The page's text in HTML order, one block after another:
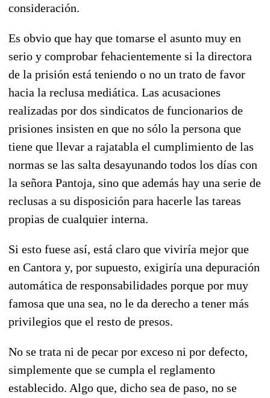
consideración.
Es obvio que hay que tomarse el asunto muy en
serio y comprobar fehacientemente si la directora
de la prisión está teniendo o no un trato de favor
hacia la reclusa mediática. Las acusaciones
realizadas por dos sindicatos de funcionarios de
prisiones insisten en que no sólo la persona que
tiene que llevar a rajatabla el cumplimiento de las
normas se las salta desayunando todos los días con
la señora Pantoja, sino que además hay una serie de
reclusas a su disposición para hacerle las tareas
propias de cualquier interna.
Si esto fuese así, está claro que viviría mejor que
en Cantora y, por supuesto, exigiría una depuración
automática de responsabilidades porque por muy
famosa que una sea, no le da derecho a tener más
privilegios que el resto de presos.
No se trata ni de pecar por exceso ni por defecto,
simplemente que se cumpla el reglamento
establecido. Algo que, dicho sea de paso, no se